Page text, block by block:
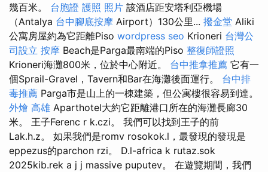
幾百米。 台胞證 護照 照片 該酒店距安塔利亞機場
（Antalya 台中腳底按摩 Airport）130公里... 撥金堂 Aliki
公寓房屋約為它距離Piso wordpress seo Krioneri 台灣公
司設立 按摩 Beach是Parga最南端的Piso 整復師證照
Krioneri海灘800米，位於中心附近。 台中推拿推薦 它有一
個Sprail-Gravel，Tavern和Bar在海灘後面運行。 台中排
毒推薦 Parga市是山上的一棟建築，但公寓樓很容易到達。
外燴 高雄 Aparthotel大約它距離港口所在的海灘長廊30
米。 王子Ferenc r k.czi。 我們可以找到王子的前
Lak.h.z。 如果我們是romv rosokok.l，最發現的發現是
eppezus的parchon rzi。 D.l-africa k rutaz.sok
2025kib.rek a j j massive puputev。 在遊覽期間，我們